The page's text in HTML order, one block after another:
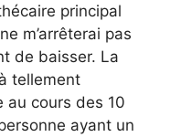
principal
m’arrêterai pas
de baisser. La
tellement
au cours des 10
ayant un